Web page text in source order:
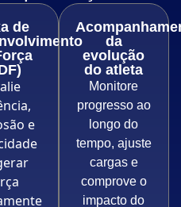
de
e
da
evolução
do atleta
Monitore
progresso ao
longo do
tempo, ajuste
cargas e
comprove o
impacto do